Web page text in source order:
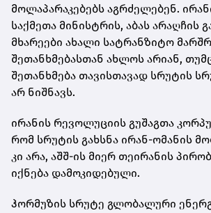
მოლაპარაკებებს აგრძელებენ.
საქმეთა მინისტრის, აბას არაღჩის
მხარეები ახალი სატრანზიტო
შეთანხმებასთან ახლოს არიან,
შეთანხმება თავისთავად სრუტის
არ ნიშნავს.
ირანის რევოლუციის გუშაგთა
რომ სრუტის გახსნა ირან-ომანის
კი არა, აშშ-ის მიერ თეირანის
იქნება დამოკიდებული.
ჰორმუზის სრუტე გლობალური